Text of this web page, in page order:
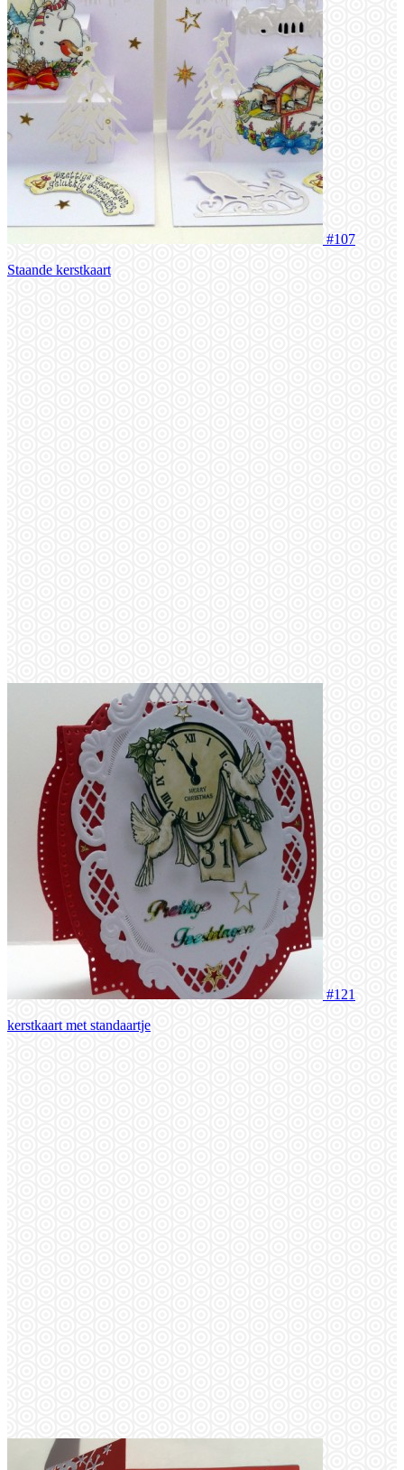
#107
Staande kerstkaart
#121
kerstkaart met standaartje